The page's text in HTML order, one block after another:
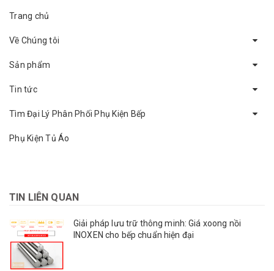
Trang chủ
Về Chúng tôi
Sản phẩm
Tin tức
Tìm Đại Lý Phân Phối Phụ Kiện Bếp
Phụ Kiện Tủ Áo
TIN LIÊN QUAN
Giải pháp lưu trữ thông minh: Giá xoong nồi
INOXEN cho bếp chuẩn hiện đại